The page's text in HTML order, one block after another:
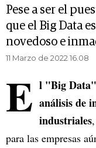
Pese a ser el
que el Big Data
novedoso e
11 Marzo de 2022 16.08
E l "Big Data"
análisis de
industriales
para las empresas